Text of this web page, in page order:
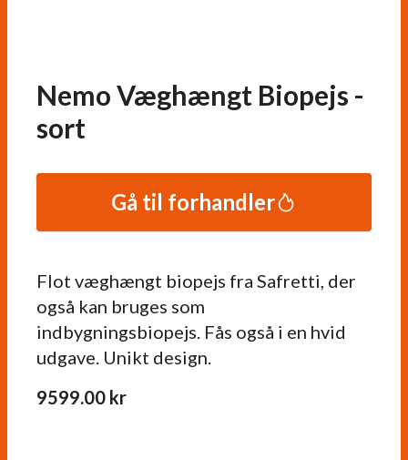
Nemo Væghængt Biopejs -
sort
Flot væghængt biopejs fra Safretti, der
også kan bruges som
indbygningsbiopejs. Fås også i en hvid
udgave. Unikt design.
9599.00 kr
Gå til forhandler